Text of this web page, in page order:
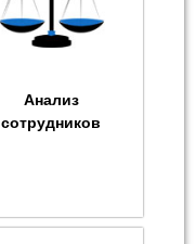
Анализ
сотрудников